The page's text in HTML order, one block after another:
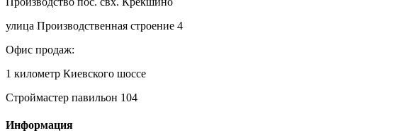
улица Производственная строение 4
Офис продаж:
1 километр Киевского шоссе
Строймастер павильон 104
Информация